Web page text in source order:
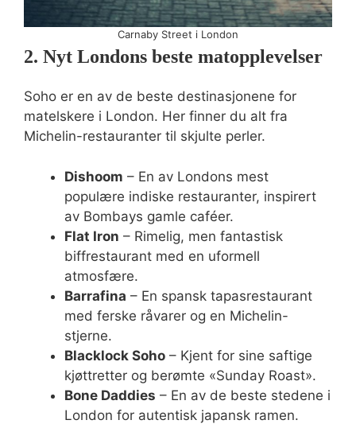
Carnaby Street i London
2. Nyt Londons beste matopplevelser
Soho er en av de beste destinasjonene for
matelskere i London. Her finner du alt fra
Michelin-restauranter til skjulte perler.
Dishoom – En av Londons mest
populære indiske restauranter, inspirert
av Bombays gamle caféer.
Flat Iron – Rimelig, men fantastisk
biffrestaurant med en uformell
atmosfære.
Barrafina – En spansk tapasrestaurant
med ferske råvarer og en Michelin-
stjerne.
Blacklock Soho – Kjent for sine saftige
kjøttretter og berømte «Sunday Roast».
Bone Daddies – En av de beste stedene i
London for autentisk japansk ramen.